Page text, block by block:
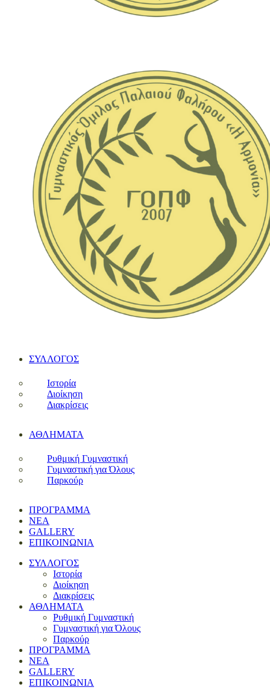
ΣΥΛΛΟΓΟΣ
Ιστορία
Διοίκηση
Διακρίσεις
ΑΘΛΗΜΑΤΑ
Ρυθμική Γυμναστική
Γυμναστική για Όλους
Παρκούρ
ΠΡΟΓΡΑΜΜΑ
ΝΕΑ
GALLERY
ΕΠΙΚΟΙΝΩΝΙΑ
ΣΥΛΛΟΓΟΣ
Ιστορία
Διοίκηση
Διακρίσεις
ΑΘΛΗΜΑΤΑ
Ρυθμική Γυμναστική
Γυμναστική για Όλους
Παρκούρ
ΠΡΟΓΡΑΜΜΑ
ΝΕΑ
GALLERY
ΕΠΙΚΟΙΝΩΝΙΑ